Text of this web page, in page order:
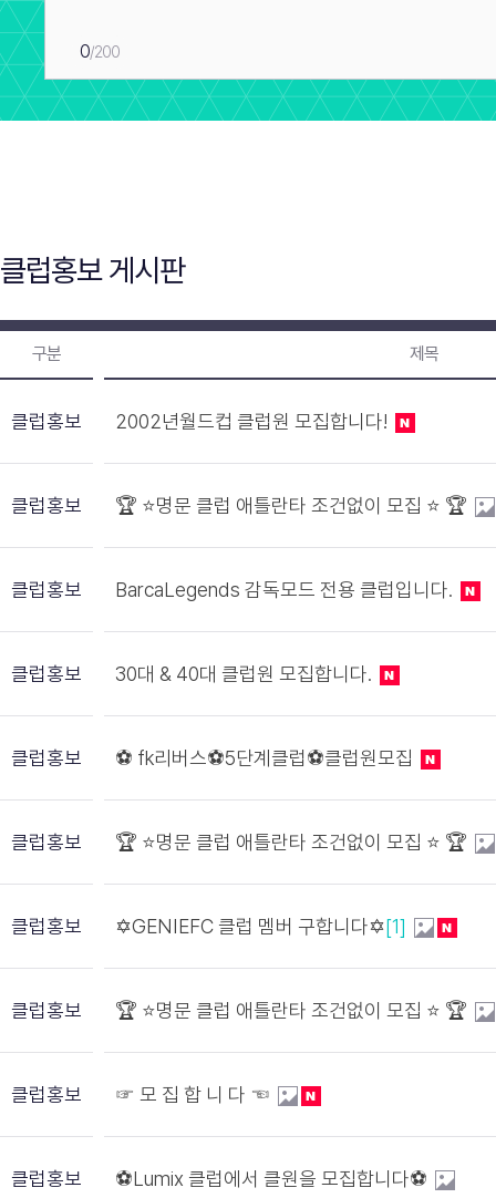
0/200
클럽홍보 게시판
구분 제목
클럽홍보 2002년월드컵 클럽원 모집합니다!
클럽홍보 🏆 ⭐️명문 클럽 애틀란타 조건없이 모집 ⭐️ 🏆
클럽홍보 BarcaLegends 감독모드 전용 클럽입니다.
클럽홍보 30대 & 40대 클럽원 모집합니다.
클럽홍보 ⚽️ fk리버스⚽️5단계클럽⚽️클럽원모집
클럽홍보 🏆 ⭐️명문 클럽 애틀란타 조건없이 모집 ⭐️ 🏆
클럽홍보 ✡️GENIEFC 클럽 멤버 구합니다✡️[1]
클럽홍보 🏆 ⭐️명문 클럽 애틀란타 조건없이 모집 ⭐️ 🏆
클럽홍보 ☞ 모 집 합 니 다 ☜
클럽홍보 ⚽️Lumix 클럽에서 클원을 모집합니다⚽️